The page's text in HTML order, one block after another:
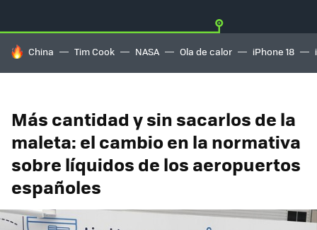
HOY SE HABLA DE
China Tim Cook NASA Ola de calor iPhone 18
Más cantidad y sin sacarlos de la
maleta: el cambio en la normativa
sobre líquidos de los aeropuertos
españoles